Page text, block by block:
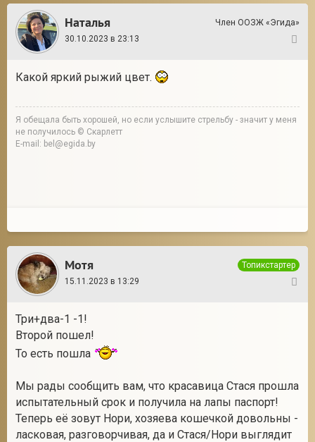
Наталья
Член ООЗЖ «Эгида»
30.10.2023 в 23:13
Какой яркий рыжий цвет.
Я обещала быть хорошей, но если услышите стрельбу - значит у меня
не получилось © Скарлетт
E-mail: bel@egida.by
Мотя
Топикстартер
15.11.2023 в 13:29
Три+два-1 -1!
Второй пошел!
То есть пошла
Мы рады сообщить вам, что красавица Стася прошла
испытательный срок и получила на лапы паспорт!
Теперь её зовут Нори, хозяева кошечкой довольны -
ласковая, разговорчивая, да и Стася/Нори выглядит